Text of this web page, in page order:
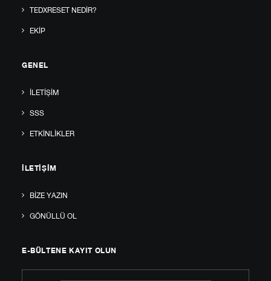
TEDXRESET NEDIR?
EKIP
GENEL
İLETIŞIM
SSS
ETKINLIKLER
İLETIŞIM
BIZE YAZIN
GÖNÜLLÜ OL
E-BÜLTENE KAYIT OLUN